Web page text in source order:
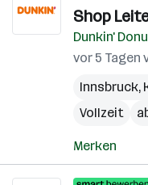
Shop
Dunkin'
vor 5
Innsbruck,
Vollzeit
Merken